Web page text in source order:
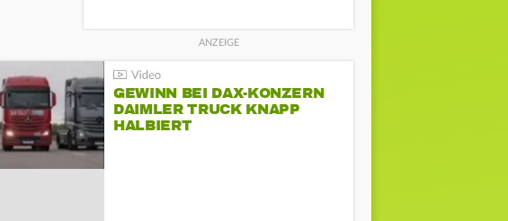
GEWINN BEI DAX-KONZERN
DAIMLER TRUCK KNAPP
HALBIERT